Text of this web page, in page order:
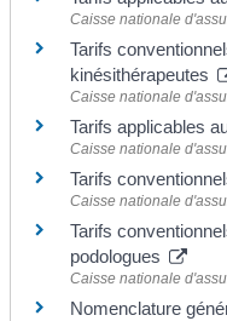
Caisse nationale
Tarifs
kinésithérapeutes
Caisse nationale
Tarifs applicables
Caisse nationale
Tarifs
Caisse nationale
Tarifs
podologues
Caisse nationale
Nomenclature